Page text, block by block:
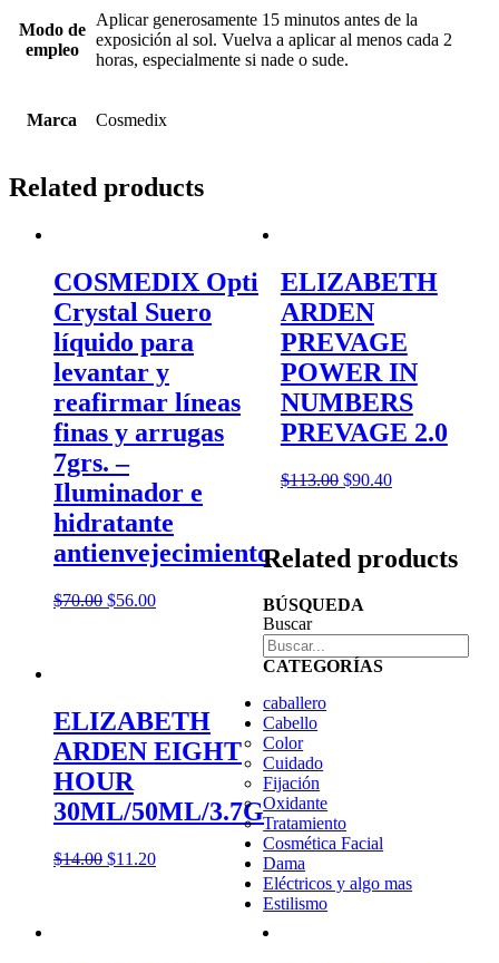
Modo de
empleo
Aplicar generosamente 15 minutos antes de la
exposición al sol. Vuelva a aplicar al menos cada 2
horas, especialmente si nade o sude.
Marca Cosmedix
Related products
COSMEDIX Opti
Crystal Suero
líquido para
levantar y
reafirmar líneas
finas y arrugas
7grs. –
Iluminador e
hidratante
antienvejecimiento
$70.00 $56.00
ELIZABETH
ARDEN
PREVAGE
POWER IN
NUMBERS
PREVAGE 2.0
$113.00 $90.40
ELIZABETH
ARDEN EIGHT
HOUR
30ML/50ML/3.7G
$14.00 $11.20
Related products
BÚSQUEDA
Buscar
CATEGORÍAS
caballero
Cabello
Color
Cuidado
Fijación
Oxidante
Tratamiento
Cosmética Facial
Dama
Eléctricos y algo mas
Estilismo